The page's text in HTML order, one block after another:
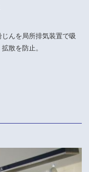
んを局所排気装置で吸
散を防止。